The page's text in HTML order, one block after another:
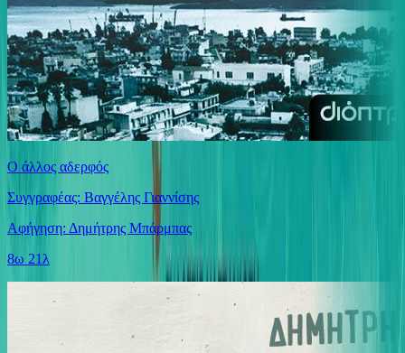
Ο άλλος αδερφός
Συγγραφέας: Βαγγέλης Γιαννίσης
Αφήγηση: Δημήτρης Μπάρμπας
8ω 21λ